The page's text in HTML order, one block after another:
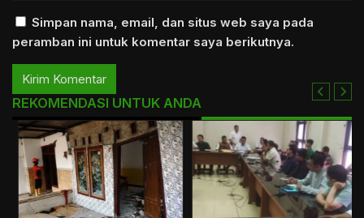
Simpan nama, email, dan situs web saya pada
peramban ini untuk komentar saya berikutnya.
REKOMENDASI UNTUK ANDA